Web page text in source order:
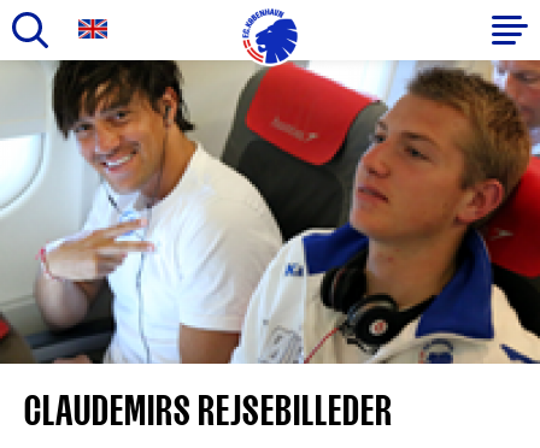
hovedindhold
Primær
navigation
CLAUDEMIRS REJSEBILLEDER